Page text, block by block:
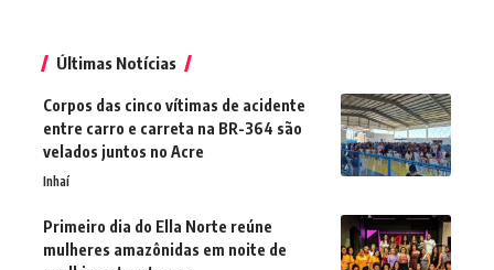
Últimas Notícias
Corpos das cinco vítimas de acidente
entre carro e carreta na BR-364 são
velados juntos no Acre
Inhaí
Primeiro dia do Ella Norte reúne
mulheres amazônidas em noite de